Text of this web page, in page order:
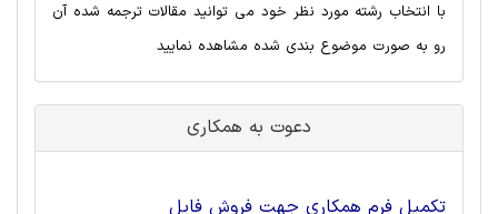
با انتخاب رشته مورد نظر خود می توانید مقالات ترجمه شده آن
رو به صورت موضوع بندی شده مشاهده نمایید
دعوت به همکاری
تکمیل فرم همکاری جهت فروش فایل